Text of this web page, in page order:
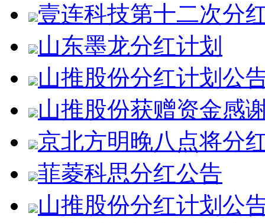
壹连科技第十二次分
山东墨龙分红计划
山推股份分红计划公
山推股份获赠资金感
京北方明晚八点将分
菲菱科思分红公告
山推股份分红计划公